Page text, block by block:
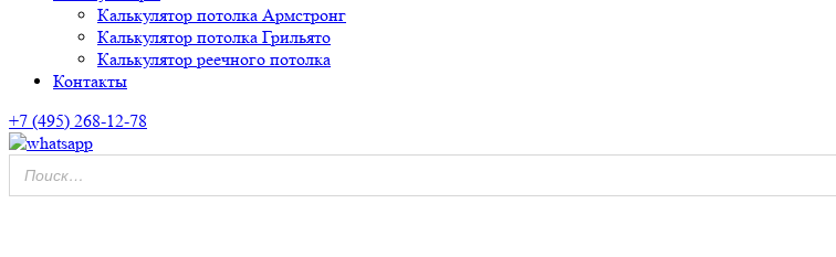
Калькулятор потолка Армстронг
Калькулятор потолка Грильято
Калькулятор реечного потолка
Контакты
+7 (495) 268-12-78